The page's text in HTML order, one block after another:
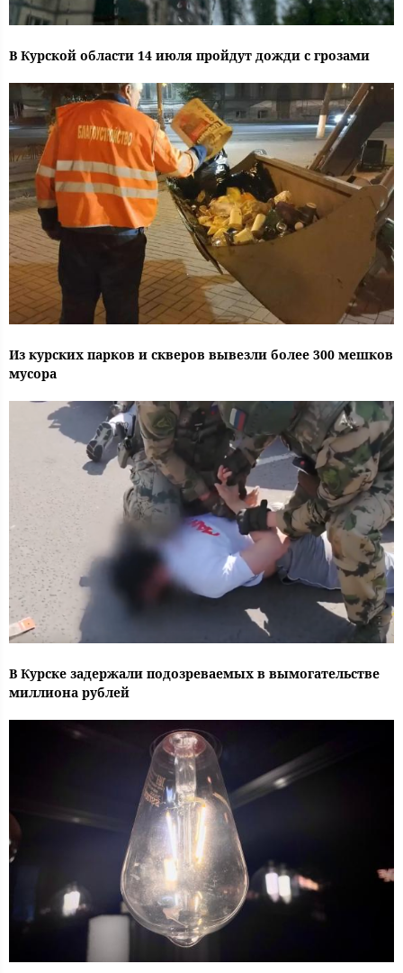
В Курской области 14 июля пройдут дожди с грозами
Из курских парков и скверов вывезли более 300 мешков
мусора
В Курске задержали подозреваемых в вымогательстве
миллиона рублей